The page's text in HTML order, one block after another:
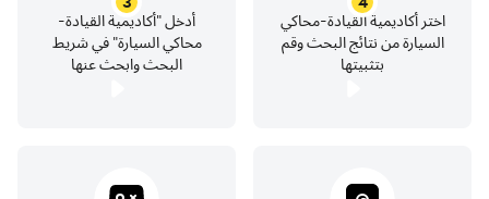
📜 سياسة الخصوصية:
https://www.games2win.com/corporate/privacy-
أدخل "أكاديمية القيادة-
محاكي السيارة" في شريط
البحث وابحث عنها
اختر أكاديمية القيادة-محاكي
السيارة من نتائج البحث وقم
بتثبيتها